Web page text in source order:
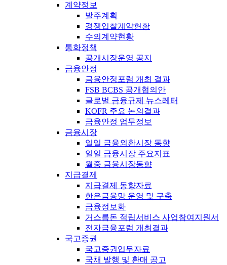
계약정보
발주계획
경쟁입찰계약현황
수의계약현황
통화정책
공개시장운영 공지
금융안정
금융안정포럼 개최 결과
FSB BCBS 공개협의안
글로벌 금융규제 뉴스레터
KOFR 주요 논의결과
금융안정 업무정보
금융시장
일일 금융외환시장 동향
일일 금융시장 주요지표
월중 금융시장동향
지급결제
지급결제 동향자료
한은금융망 운영 및 구축
금융정보화
거스름돈 적립서비스 사업참여지원서
전자금융포럼 개최결과
국고증권
국고증권업무자료
국채 발행 및 환매 공고